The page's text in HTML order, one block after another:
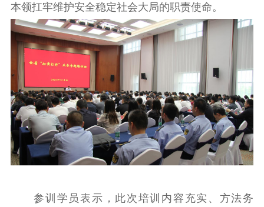
机关党建
党建要闻 学习在线
文化人才
紫金人才 职称评审
数据资源
公共服务
提升资源库
政务服务
登记服务
本领扛牢维护安全稳定社会大局的职责使命。
参训学员表示，此次培训内容充实、方法务